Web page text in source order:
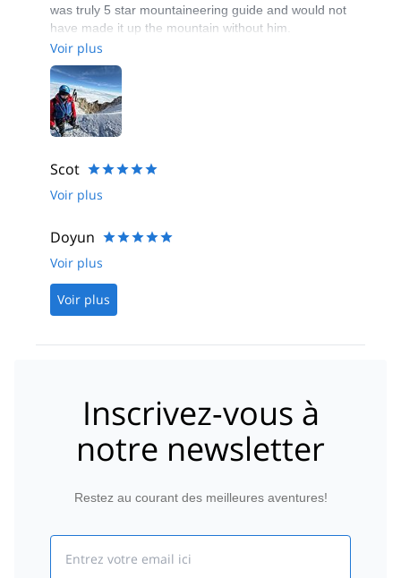
was truly 5 star mountaineering guide and would not
have made it up the mountain without him.
Voir plus
Scot
Voir plus
Doyun
Voir plus
Voir plus
Inscrivez-vous à
notre newsletter
Restez au courant des meilleures aventures!